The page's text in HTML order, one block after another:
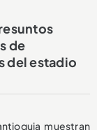
de
del estadio
muestran